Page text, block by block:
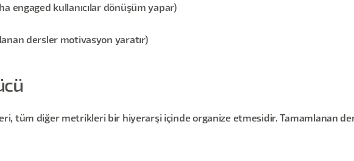
engaged kullanıcılar dönüşüm yapar)
dersler motivasyon yaratır)
tüm diğer metrikleri bir hiyerarşi içinde organize etmesidir. Tamamlanan ders